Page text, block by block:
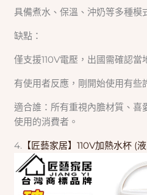
具備煮水、保溫、沖奶等多種模
缺點：
僅支援110V電壓，出國需確認當
有使用者反應，剛開始使用有些
適合誰：所有重視內膽材質、喜
使用的消費者。
4. 【匠藝家居】110V加熱水杯 (